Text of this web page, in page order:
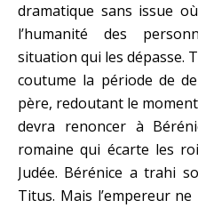
dramatique sans issue
l’humanité des
situation qui les dépasse.
coutume la période de
père, redoutant le
devra renoncer à
romaine qui écarte les
Judée. Bérénice a trahi
Titus. Mais l’empereur